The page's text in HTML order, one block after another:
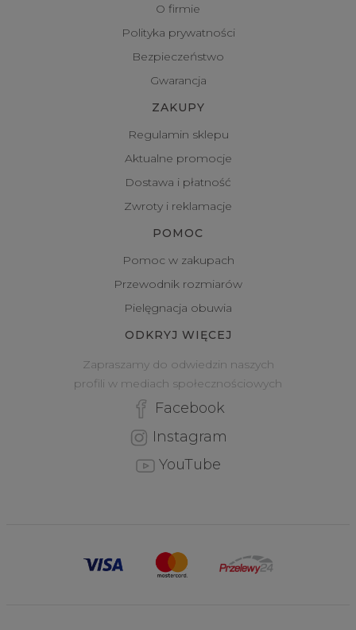
O firmie
Polityka prywatności
Bezpieczeństwo
Gwarancja
ZAKUPY
Regulamin sklepu
Aktualne promocje
Dostawa i płatność
Zwroty i reklamacje
POMOC
Pomoc w zakupach
Przewodnik rozmiarów
Pielęgnacja obuwia
ODKRYJ WIĘCEJ
Zapraszamy do odwiedzin naszych
profili w mediach społecznościowych
Facebook
Instagram
YouTube